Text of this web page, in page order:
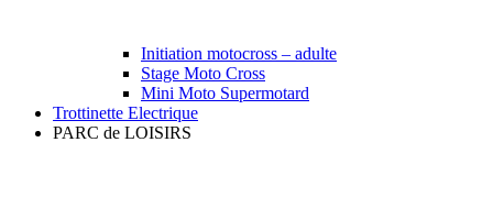
Initiation motocross – adulte
Stage Moto Cross
Mini Moto Supermotard
Trottinette Electrique
PARC de LOISIRS